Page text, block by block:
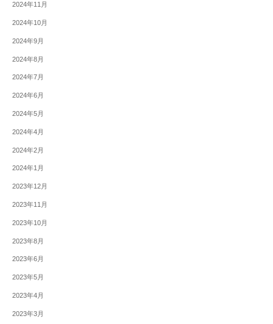
2024年11月
2024年10月
2024年9月
2024年8月
2024年7月
2024年6月
2024年5月
2024年4月
2024年2月
2024年1月
2023年12月
2023年11月
2023年10月
2023年8月
2023年6月
2023年5月
2023年4月
2023年3月